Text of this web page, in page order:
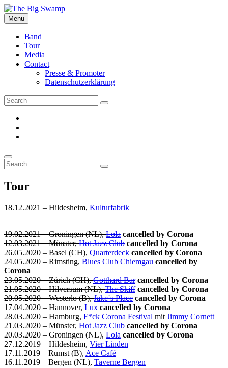
Skip
to
content
The Big Swamp
Swamp Rock | Delta Blues | Southern Rock
Menu
Band
Tour
Media
Contact
Presse & Promoter
Datenschutzerklärung
Search
for:
Search
Search
Search
for:
Search
Tour
18.12.2021 – Hildesheim, Kulturfabrik
—
19.02.2021 – Groningen (NL),Lola cancelled by Corona
12.03.2021 – Münster,Hot Jazz Club cancelled by Corona
26.05.2020 – Basel (CH),Quarterdeck cancelled by Corona
24.05.2020 – Rimsting,Blues Club Chiemgau cancelled by
Corona
23.05.2020 – Zürich (CH),Gotthard Bar cancelled by Corona
21.05.2020 – Hilversum (NL),The Skiff cancelled by Corona
20.05.2020 – Westerlo (B),Jake´s Place cancelled by Corona
17.04.2020 – Hannover,Lux cancelled by Corona
28.03.2020 – Hamburg, F*ck Corona Festival mit Jimmy Cornett
21.03.2020 – Münster,Hot Jazz Club cancelled by Corona
20.03.2020 – Groningen (NL),Lola cancelled by Corona
27.12.2019 – Hildesheim, Vier Linden
17.11.2019 – Rumst (B), Ace Café
16.11.2019 – Bergen (NL), Taverne Bergen